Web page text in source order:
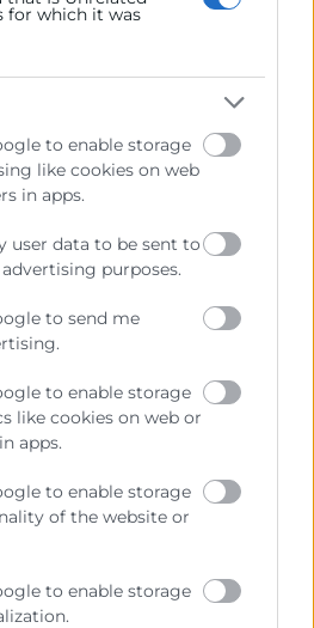
for which it was
to enable storage
like cookies on web
in apps.
user data to be sent to
purposes.
to send me
to enable storage
like cookies on web or
apps.
to enable storage
of the website or
to enable storage
al emprendedor y
los recursos para facilitar
evitando el
administraciones
presencial o telemática:
constitución (PDF)
(PDF)